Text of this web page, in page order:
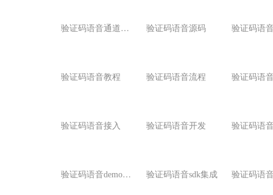
验
证码语音通道资源 验证码语音源码 验证码语
验证码语音教程 验证码语音流程 验证码语
验证码语音接入 验证码语音开发
验
证码语音demo示例 验证码语音sdk集成 验证码语